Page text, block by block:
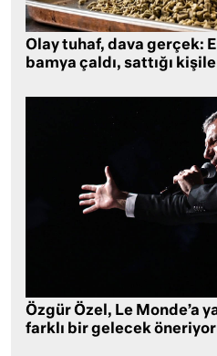
Olay tuhaf, dava gerçek:
bamya çaldı, sattığı
Özgür Özel, Le Monde’a
farklı bir gelecek